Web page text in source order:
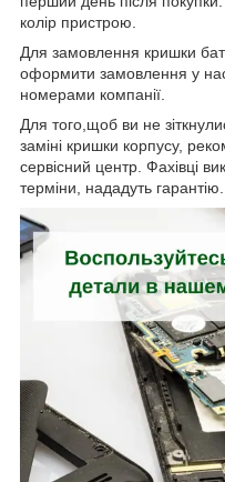
колір пристрою.
Для замовлення кришки
оформити замовлення у
номерами компанії.
Для того,щоб ви не
заміні кришки корпусу,
сервісний центр. Фахівці
терміни, нададуть гарантію.